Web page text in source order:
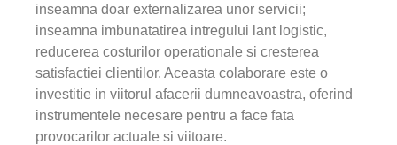
inseamna doar externalizarea unor servicii;
inseamna imbunatatirea intregului lant logistic,
reducerea costurilor operationale si cresterea
satisfactiei clientilor. Aceasta colaborare este o
investitie in viitorul afacerii dumneavoastra, oferind
instrumentele necesare pentru a face fata
provocarilor actuale si viitoare.